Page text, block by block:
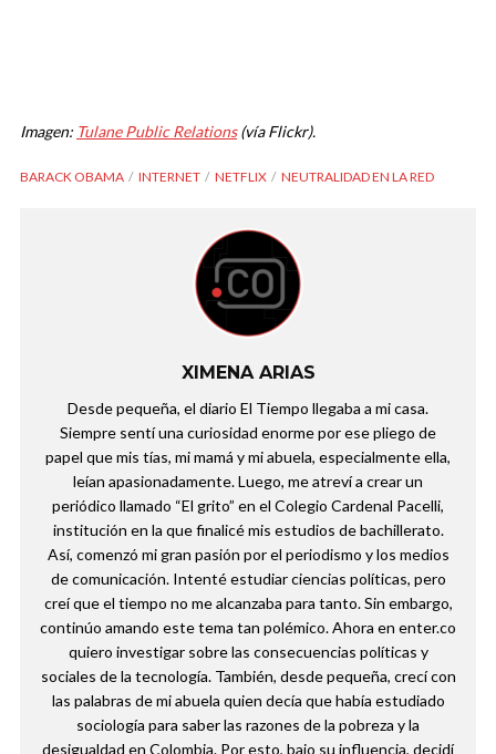
Imagen: Tulane Public Relations(vía Flickr).
BARACK OBAMA INTERNET NETFLIX NEUTRALIDAD EN LA RED
XIMENA ARIAS
Desde pequeña, el diario El Tiempo llegaba a mi casa.
Siempre sentí una curiosidad enorme por ese pliego de
papel que mis tías, mi mamá y mi abuela, especialmente ella,
leían apasionadamente. Luego, me atreví a crear un
periódico llamado “El grito” en el Colegio Cardenal Pacelli,
institución en la que finalicé mis estudios de bachillerato.
Así, comenzó mi gran pasión por el periodismo y los medios
de comunicación. Intenté estudiar ciencias políticas, pero
creí que el tiempo no me alcanzaba para tanto. Sin embargo,
continúo amando este tema tan polémico. Ahora en enter.co
quiero investigar sobre las consecuencias políticas y
sociales de la tecnología. También, desde pequeña, crecí con
las palabras de mi abuela quien decía que había estudiado
sociología para saber las razones de la pobreza y la
desigualdad en Colombia. Por esto, bajo su influencia, decidí